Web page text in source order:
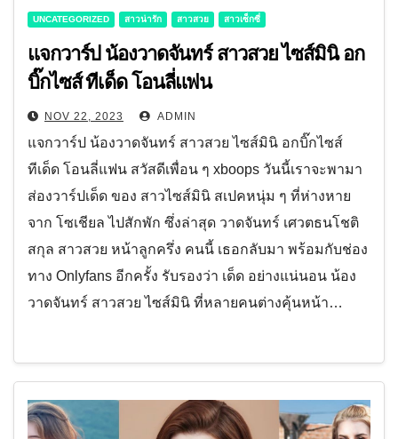
UNCATEGORIZED สาวน่ารัก สาวสวย สาวเซ็กซี่
แจกวาร์ป น้องวาดจันทร์ สาวสวย ไซส์มินิ อก
บิ๊กไซส์ ทีเด็ด โอนลี่แฟน
NOV 22, 2023 ADMIN
แจกวาร์ป น้องวาดจันทร์ สาวสวย ไซส์มินิ อกบิ๊กไซส์
ทีเด็ด โอนลี่แฟน สวัสดีเพื่อน ๆ xboops วันนี้เราจะพามา
ส่องวาร์ปเด็ด ของ สาวไซส์มินิ สเปคหนุ่ม ๆ ที่ห่างหาย
จาก โซเชียล ไปสักพัก ซึ่งล่าสุด วาดจันทร์ เศวตธนโชติ
สกุล สาวสวย หน้าลูกครึ่ง คนนี้ เธอกลับมา พร้อมกับช่อง
ทาง Onlyfans อีกครั้ง รับรองว่า เด็ด อย่างแน่นอน น้อง
วาดจันทร์ สาวสวย ไซส์มินิ ที่หลายคนต่างคุ้นหน้า…